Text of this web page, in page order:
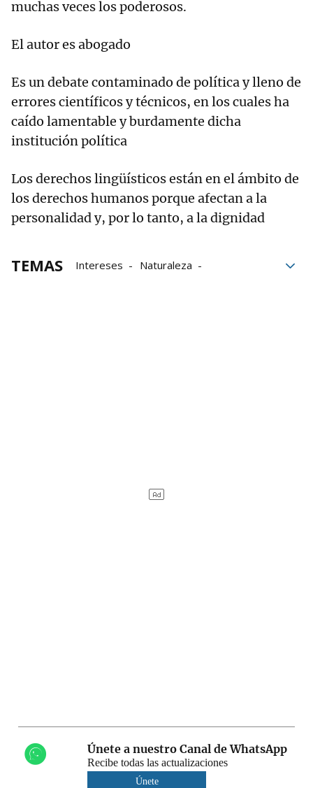
muchas veces los poderosos.
El autor es abogado
Es un debate contaminado de política y lleno de
errores científicos y técnicos, en los cuales ha
caído lamentable y burdamente dicha
institución política
Los derechos lingüísticos están en el ámbito de
los derechos humanos porque afectan a la
personalidad y, por lo tanto, a la dignidad
TEMAS Intereses
Naturaleza
Únete a nuestro Canal de WhatsApp
Recibe todas las actualizaciones
Únete